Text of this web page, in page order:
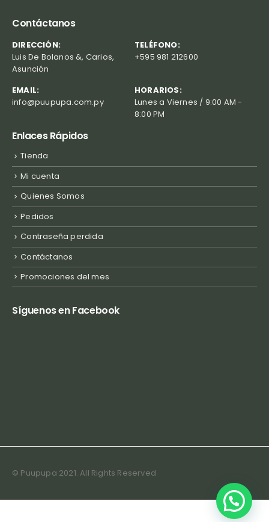
Contáctanos
DIRECCIÓN:
Luis De Bolanos &, Carios,
Asunción
TELÉFONO:
+595 981 212600
EMAIL:
info@puupupa.com.py
HORARIOS:
Lunes a Viernes / 9:00 AM -
8:00 PM
Enlaces Rápidos
Tienda
Mi cuenta
Quienes Somos
Pedidos
Contraseña perdida
Contáctanos
Promociones del mes
Síguenos en Facebook
© Puupupa 2021. All Rights Reserved